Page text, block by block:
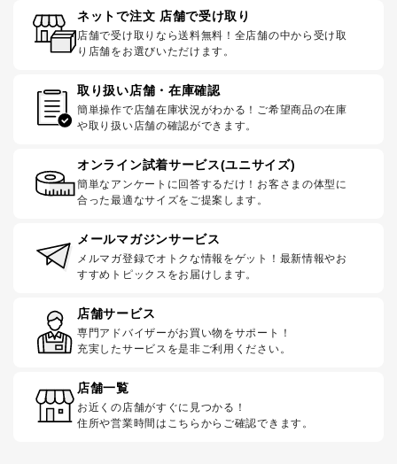
ネットで注文 店舗で受け取り
店舗で受け取りなら送料無料！全店舗の中から受け取
り店舗をお選びいただけます。
取り扱い店舗・在庫確認
簡単操作で店舗在庫状況がわかる！ご希望商品の在庫
や取り扱い店舗の確認ができます。
オンライン試着サービス(ユニサイズ)
簡単なアンケートに回答するだけ！お客さまの体型に
合った最適なサイズをご提案します。
メールマガジンサービス
メルマガ登録でオトクな情報をゲット！最新情報やお
すすめトピックスをお届けします。
店舗サービス
専門アドバイザーがお買い物をサポート！
充実したサービスを是非ご利用ください。
店舗一覧
お近くの店舗がすぐに見つかる！
住所や営業時間はこちらからご確認できます。